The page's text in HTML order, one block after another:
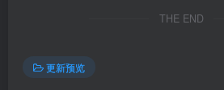
THE END
更新预览